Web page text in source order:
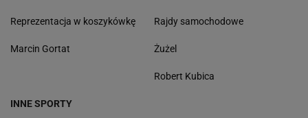
Reprezentacja w koszykówkę
Marcin Gortat
Rajdy samochodowe
Żużel
Robert Kubica
INNE SPORTY